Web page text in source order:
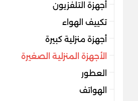
أجهزة التلفزيون
تكييف الهواء
أجهزة منزلية كبيرة
الأجهزة المنزلية الصغيرة
العطور
الهواتف